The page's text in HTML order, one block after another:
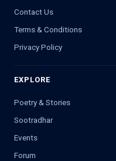
Contact Us
Terms & Conditions
Privacy Policy
EXPLORE
Poetry & Stories
Sootradhar
Events
Forum